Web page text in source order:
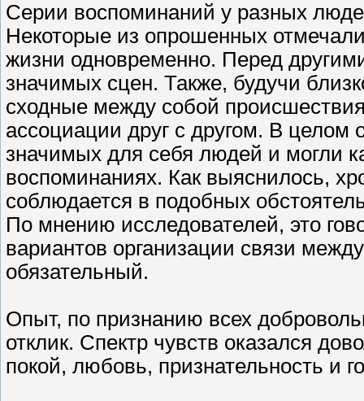
Серии воспоминаний у разных
Некоторые из опрошенных
жизни одновременно. Перед
значимых сцен. Также, будучи
сходные между собой
ассоциации друг с другом. В целом
значимых для себя людей и могли
воспоминаниях. Как выяснилось,
соблюдается в подобных
По мнению исследователей, это
вариантов организации связи
обязательный.
Опыт, по признанию всех
отклик. Спектр чувств оказался
покой, любовь, признательность и